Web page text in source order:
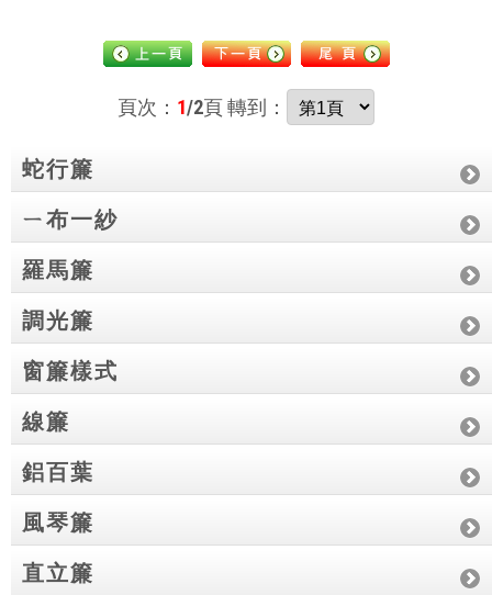
頁次： 1/2頁 轉到：
蛇行簾
ㄧ布一紗
羅馬簾
調光簾
窗簾樣式
線簾
鋁百葉
風琴簾
直立簾